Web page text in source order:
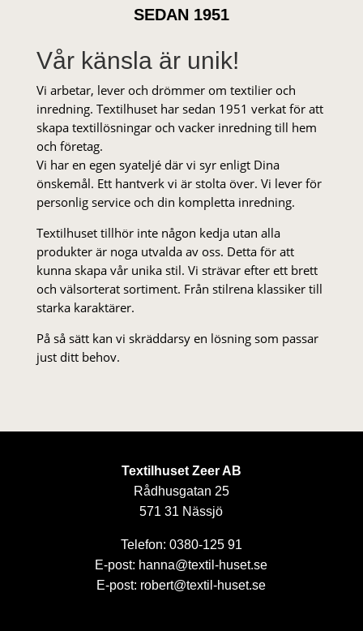
SEDAN 1951
Vår känsla är unik!
Vi arbetar, lever och drömmer om textilier och
inredning. Textilhuset har sedan 1951 verkat för att
skapa textillösningar och vacker inredning till hem
och företag.
Vi har en egen syateljé där vi syr enligt Dina
önskemål. Ett hantverk vi är stolta över. Vi lever för
personlig service och din kompletta inredning.
Textilhuset tillhör inte någon kedja utan alla
produkter är noga utvalda av oss. Detta för att
kunna skapa vår unika stil. Vi strä­var efter ett brett
och välsorterat sor­ti­ment. Från stil­rena klas­siker till
starka karaktärer.
På så sätt kan vi skräddarsy en lösning som passar
just ditt behov.
Textilhuset Zeer AB
Rådhusgatan 25
571 31 Nässjö
Telefon: 0380-125 91
E-post: hanna@textil-huset.se
E-post: robert@textil-huset.se